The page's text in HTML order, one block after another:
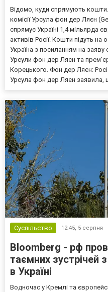
Відомо, куди спрямують
комісії Урсула фон дер Ляєн
спрямує Україні 1,4 мільярда
активів Росії. Кошти підуть
Україна з посиланням на заяву
Урсули фон дер Ляєн та
Корецького. Фон дер Ляєн:
Урсула фон дер Ляєн заявила,
Суспільство 12:45, 5 серпня
Bloomberg - рф
таємних зустрічей
в Україні
Водночас у Кремлі та